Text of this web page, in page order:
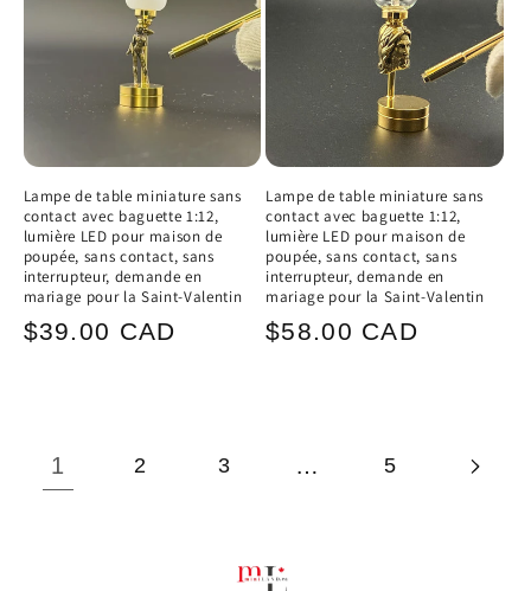
Lampe de table miniature sans
contact avec baguette 1:12,
lumière LED pour maison de
poupée, sans contact, sans
interrupteur, demande en
mariage pour la Saint-Valentin
Prix
$39.00 CAD
Lampe de table miniature sans
contact avec baguette 1:12,
lumière LED pour maison de
poupée, sans contact, sans
interrupteur, demande en
mariage pour la Saint-Valentin
Prix
$58.00 CAD
1 2 3 … 5